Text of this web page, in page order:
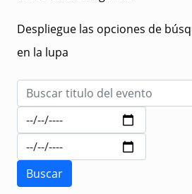
Despliegue las opciones de
en la lupa